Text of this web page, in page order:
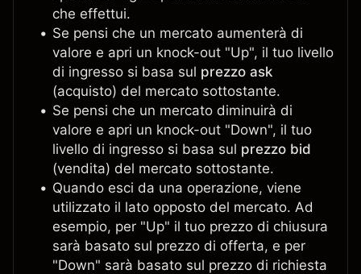
che effettui.
Se pensi che un mercato aumenterà di
valore e apri un knock-out "Up", il tuo livello
di ingresso si basa sul prezzo ask
(acquisto) del mercato sottostante.
Se pensi che un mercato diminuirà di
valore e apri un knock-out "Down", il tuo
livello di ingresso si basa sul prezzo bid
(vendita) del mercato sottostante.
Quando esci da una operazione, viene
utilizzato il lato opposto del mercato. Ad
esempio, per "Up" il tuo prezzo di chiusura
sarà basato sul prezzo di offerta, e per
"Down" sarà basato sul prezzo di richiesta